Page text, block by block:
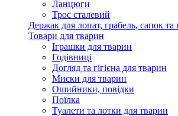
Ланцюги
Трос сталевий
Держак для лопат, грабель, сапок та
Товари для тварин
Іграшки для тварин
Годівниці
Догляд та гігієна для тварин
Миски для тварин
Ошийники, повідки
Поїлка
Туалети та лотки для тварин